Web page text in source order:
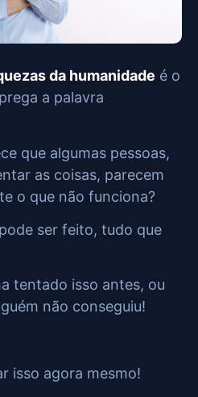
da humanidade é o
a palavra
que algumas pessoas,
as coisas, parecem
o que não funciona?
ser feito, tudo que
tentado isso antes, ou
não conseguiu!
isso agora mesmo!